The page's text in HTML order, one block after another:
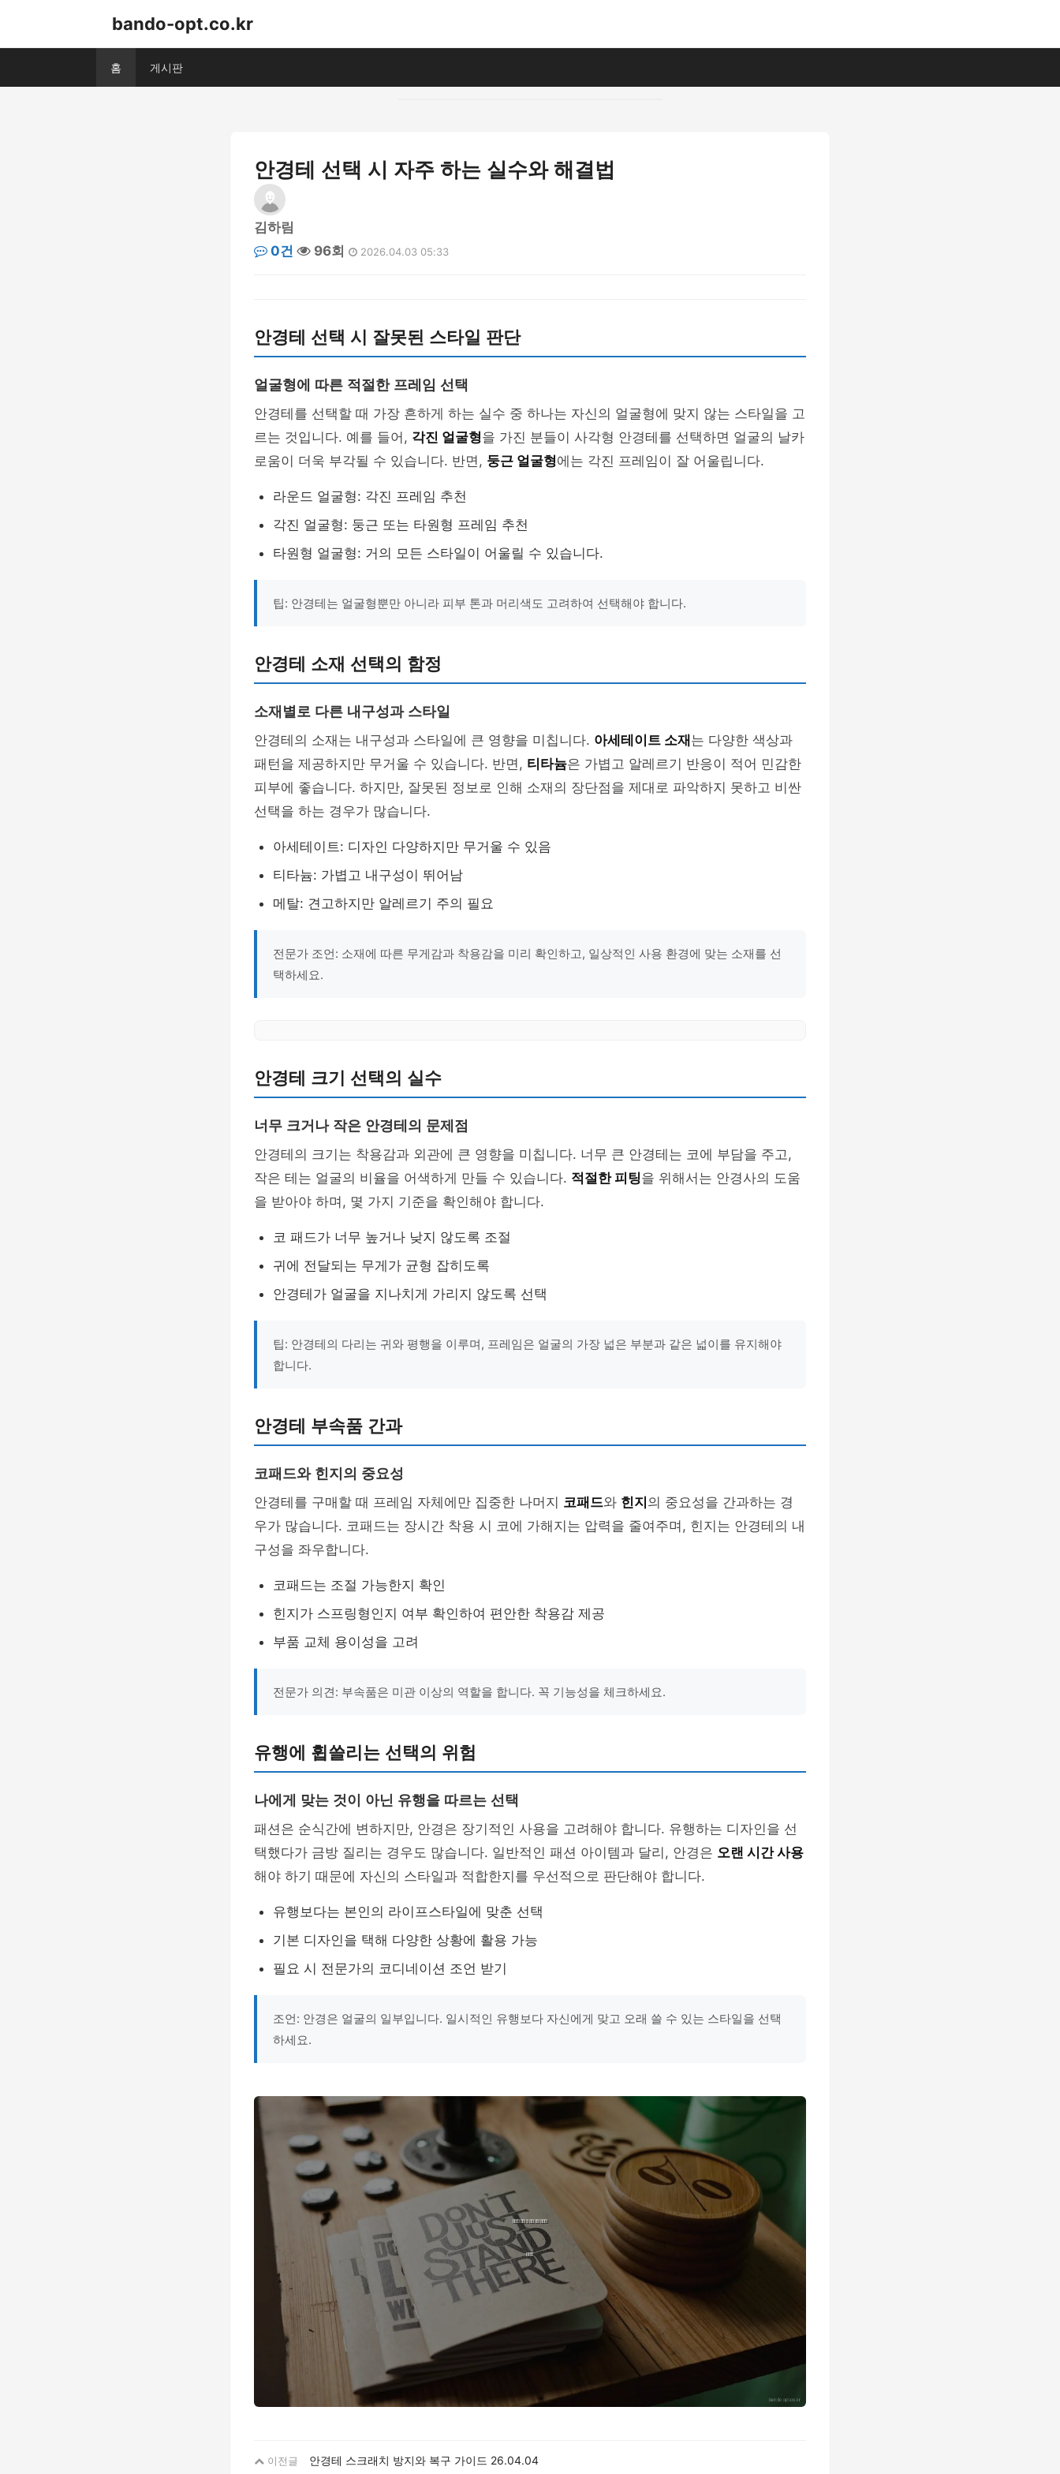
bando-opt.co.kr
홈 게시판
안경테 선택 시 자주 하는 실수와 해결법
김하림
0건
96회 2026.04.03 05:33
안경테 선택 시 잘못된 스타일 판단
얼굴형에 따른 적절한 프레임 선택
안경테를 선택할 때 가장 흔하게 하는 실수 중 하나는 자신의 얼굴형에 맞지 않는 스타일을 고
르는 것입니다. 예를 들어, 각진 얼굴형을 가진 분들이 사각형 안경테를 선택하면 얼굴의 날카
로움이 더욱 부각될 수 있습니다. 반면, 둥근 얼굴형에는 각진 프레임이 잘 어울립니다.
라운드 얼굴형: 각진 프레임 추천
각진 얼굴형: 둥근 또는 타원형 프레임 추천
타원형 얼굴형: 거의 모든 스타일이 어울릴 수 있습니다.
팁: 안경테는 얼굴형뿐만 아니라 피부 톤과 머리색도 고려하여 선택해야 합니다.
안경테 소재 선택의 함정
소재별로 다른 내구성과 스타일
안경테의 소재는 내구성과 스타일에 큰 영향을 미칩니다. 아세테이트 소재 는 다양한 색상과
패턴을 제공하지만 무거울 수 있습니다. 반면, 티타늄은 가볍고 알레르기 반응이 적어 민감한
피부에 좋습니다. 하지만, 잘못된 정보로 인해 소재의 장단점을 제대로 파악하지 못하고 비싼
선택을 하는 경우가 많습니다.
아세테이트: 디자인 다양하지만 무거울 수 있음
티타늄: 가볍고 내구성이 뛰어남
메탈: 견고하지만 알레르기 주의 필요
전문가 조언: 소재에 따른 무게감과 착용감을 미리 확인하고, 일상적인 사용 환경에 맞는 소재를 선
택하세요.
안경테 크기 선택의 실수
너무 크거나 작은 안경테의 문제점
안경테의 크기는 착용감과 외관에 큰 영향을 미칩니다. 너무 큰 안경테는 코에 부담을 주고,
작은 테는 얼굴의 비율을 어색하게 만들 수 있습니다. 적절한 피팅을 위해서는 안경사의 도움
을 받아야 하며, 몇 가지 기준을 확인해야 합니다.
코 패드가 너무 높거나 낮지 않도록 조절
귀에 전달되는 무게가 균형 잡히도록
안경테가 얼굴을 지나치게 가리지 않도록 선택
팁: 안경테의 다리는 귀와 평행을 이루며, 프레임은 얼굴의 가장 넓은 부분과 같은 넓이를 유지해야
합니다.
안경테 부속품 간과
코패드와 힌지의 중요성
안경테를 구매할 때 프레임 자체에만 집중한 나머지 코패드와 힌지 의 중요성을 간과하는 경
우가 많습니다. 코패드는 장시간 착용 시 코에 가해지는 압력을 줄여주며, 힌지는 안경테의 내
구성을 좌우합니다.
코패드는 조절 가능한지 확인
힌지가 스프링형인지 여부 확인하여 편안한 착용감 제공
부품 교체 용이성을 고려
전문가 의견: 부속품은 미관 이상의 역할을 합니다. 꼭 기능성을 체크하세요.
유행에 휩쓸리는 선택의 위험
나에게 맞는 것이 아닌 유행을 따르는 선택
패션은 순식간에 변하지만, 안경은 장기적인 사용을 고려해야 합니다. 유행하는 디자인을 선
택했다가 금방 질리는 경우도 많습니다. 일반적인 패션 아이템과 달리, 안경은 오랜 시간 사용
해야 하기 때문에 자신의 스타일과 적합한지를 우선적으로 판단해야 합니다.
유행보다는 본인의 라이프스타일에 맞춘 선택
기본 디자인을 택해 다양한 상황에 활용 가능
필요 시 전문가의 코디네이션 조언 받기
조언: 안경은 얼굴의 일부입니다. 일시적인 유행보다 자신에게 맞고 오래 쓸 수 있는 스타일을 선택
하세요.
이전글 안경테 스크래치 방지와 복구 가이드 26.04.04